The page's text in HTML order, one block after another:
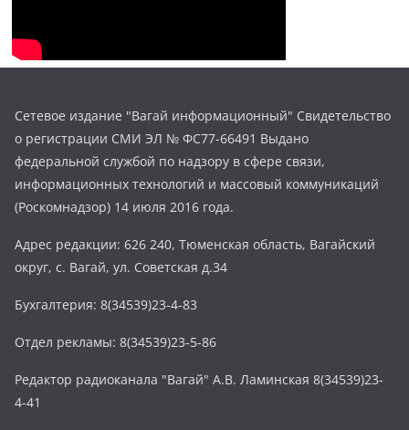
Сетевое издание "Вагай информационный" Свидетельство
о регистрации СМИ ЭЛ № ФС77-66491 Выдано
федеральной службой по надзору в сфере связи,
информационных технологий и массовый коммуникаций
(Роскомнадзор) 14 июля 2016 года.
Адрес редакции: 626 240, Тюменская область, Вагайский
округ, с. Вагай, ул. Советская д.34
Бухгалтерия: 8(34539)23-4-83
Отдел рекламы: 8(34539)23-5-86
Редактор радиоканала "Вагай" А.В. Ламинская 8(34539)23-
4-41